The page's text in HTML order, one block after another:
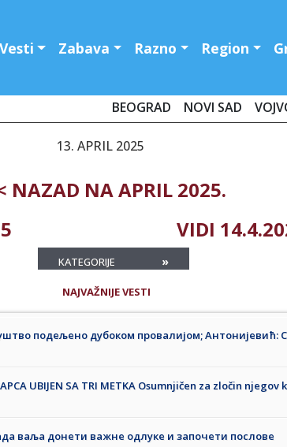
Vesti Zabava Razno Region
BEOGRAD NOVI SAD
13. APRIL 2025
NAZAD NA APRIL 2025.
VIDI
KATEGORIJE »
NAJVAŽNIJE VESTI
подељено дубоком провалијом; Антонијевић:
UBIJEN SA TRI METKA Osumnjičen za zločin njegov
ваља донети важне одлуке и започети послове